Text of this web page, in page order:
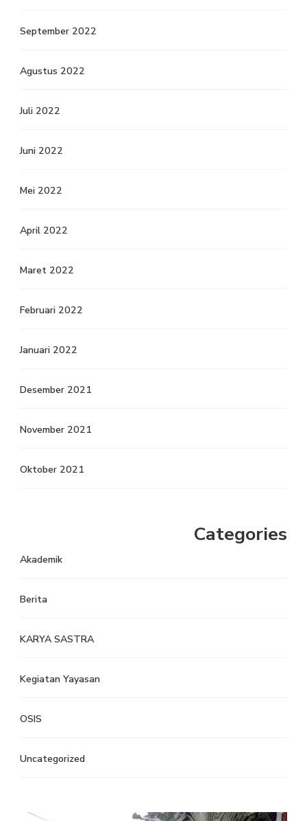
September 2022
Agustus 2022
Juli 2022
Juni 2022
Mei 2022
April 2022
Maret 2022
Februari 2022
Januari 2022
Desember 2021
November 2021
Oktober 2021
Categories
Akademik
Berita
KARYA SASTRA
Kegiatan Yayasan
OSIS
Uncategorized